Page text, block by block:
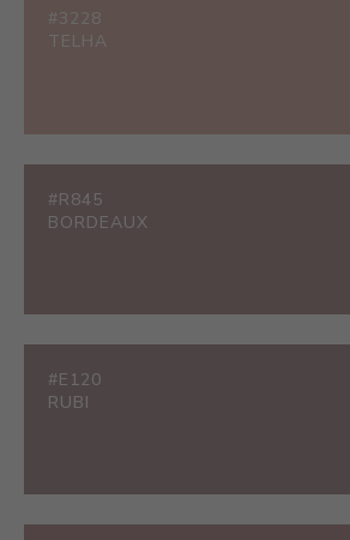
#3228
TELHA
#R845
BORDEAUX
#E120
RUBI